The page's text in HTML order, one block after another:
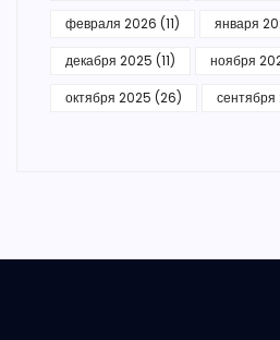
февраля 2026 (11) января
декабря 2025 (11) ноября
октября 2025 (26)